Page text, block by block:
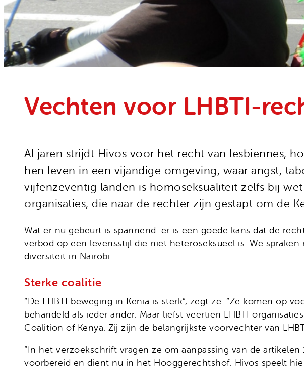
Vechten voor LHBTI-
Al jaren strijdt Hivos voor het recht van lesbiennes,
hen leven in een vijandige omgeving, waar angst,
vijfenzeventig landen is homoseksualiteit zelfs bij
organisaties, die naar de rechter zijn gestapt om de
Wat er nu gebeurt is spannend: er is een goede kans dat de
verbod op een levensstijl die niet heteroseksueel is. We
diversiteit in Nairobi.
Sterke coalitie
“De LHBTI beweging in Kenia is sterk”, zegt ze. “Ze komen
behandeld als ieder ander. Maar liefst veertien LHBTI
Coalition of Kenya. Zij zijn de belangrijkste voorvechter van
“In het verzoekschrift vragen ze om aanpassing van de
voorbereid en dient nu in het Hooggerechtshof. Hivos speelt
Hivos in je testament
Moedige mensen
Noodfonds voor activisten
Onze organisatie
Onze successen
Jaarverslag
Veelgestelde vragen